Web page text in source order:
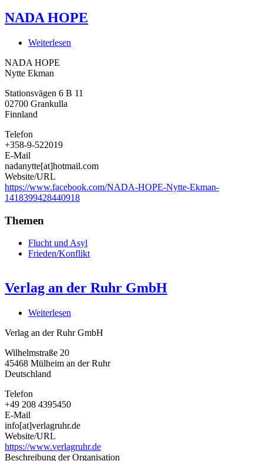
NADA HOPE
Weiterlesen
NADA HOPE
Nytte Ekman
Stationsvägen 6 B 11
02700 Grankulla
Finnland
Telefon
+358-9-522019
E-Mail
nadanytte[at]hotmail.com
Website/URL
https://www.facebook.com/NADA-HOPE-Nytte-Ekman-
1418399428440918
Themen
Flucht und Asyl
Frieden/Konflikt
Verlag an der Ruhr GmbH
Weiterlesen
an
GmbH
Verlag an der Ruhr GmbH
Wilhelmstraße 20
45468 Mülheim an der Ruhr
Deutschland
Telefon
+49 208 4395450
E-Mail
info[at]verlagruhr.de
Website/URL
https://www.verlagruhr.de
Beschreibung der Organisation